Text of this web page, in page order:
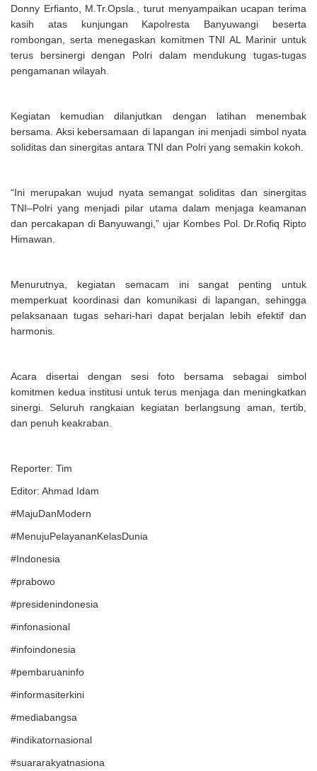
Donny Erfianto, M.Tr.Opsla., turut menyampaikan ucapan terima
kasih atas kunjungan Kapolresta Banyuwangi beserta
rombongan, serta menegaskan komitmen TNI AL Marinir untuk
terus bersinergi dengan Polri dalam mendukung tugas-tugas
pengamanan wilayah.
Kegiatan kemudian dilanjutkan dengan latihan menembak
bersama. Aksi kebersamaan di lapangan ini menjadi simbol nyata
soliditas dan sinergitas antara TNI dan Polri yang semakin kokoh.
“Ini merupakan wujud nyata semangat soliditas dan sinergitas
TNI–Polri yang menjadi pilar utama dalam menjaga keamanan
dan percakapan di Banyuwangi,” ujar Kombes Pol. Dr.Rofiq Ripto
Himawan.
Menurutnya, kegiatan semacam ini sangat penting untuk
memperkuat koordinasi dan komunikasi di lapangan, sehingga
pelaksanaan tugas sehari-hari dapat berjalan lebih efektif dan
harmonis.
Acara disertai dengan sesi foto bersama sebagai simbol
komitmen kedua institusi untuk terus menjaga dan meningkatkan
sinergi. Seluruh rangkaian kegiatan berlangsung aman, tertib,
dan penuh keakraban.
Reporter: Tim
Editor: Ahmad Idam
#MajuDanModern
#MenujuPelayananKelasDunia
#Indonesia
#prabowo
#presidenindonesia
#infonasional
#infoindonesia
#pembaruaninfo
#informasiterkini
#mediabangsa
#indikatornasional
#suararakyatnasiona